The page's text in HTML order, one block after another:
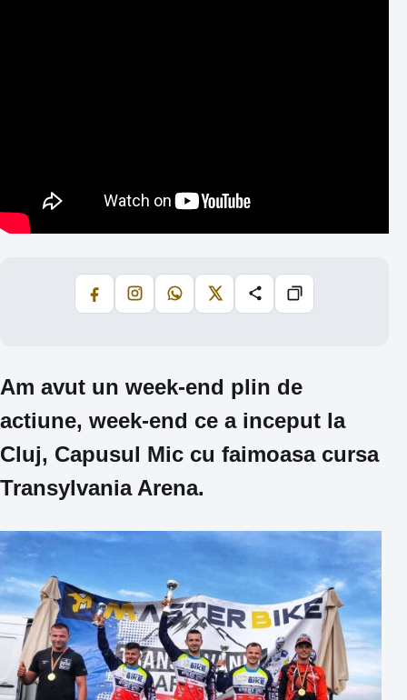
FacebookInstagramWhatsApp
X Share Copiază
Am avut un week-end plin de
actiune, week-end ce a inceput la
Cluj, Capusul Mic cu faimoasa cursa
Transylvania Arena.